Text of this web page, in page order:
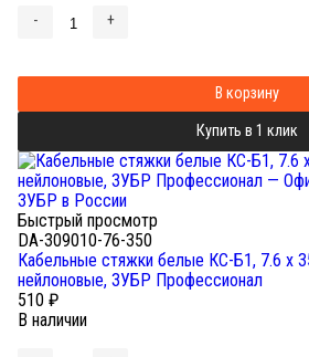
- +
В корзину
Купить в 1 клик
Быстрый просмотр
DA-309010-76-350
Кабельные стяжки белые КС-Б1, 7.6 x
нейлоновые, ЗУБР Профессионал
510 ₽
В наличии